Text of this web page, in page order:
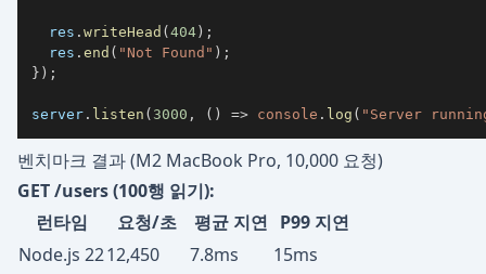
  res
. writeHead (404) ;
  res
. end ( "Not Found" ) ;
} ) ;
server . listen ( 3000 , ( ) => console . log ( "Server
벤치마크 결과 (M2 MacBook Pro, 10,000 요청)
GET /users (100행 읽기):
런타임
요청/초 평균 지연 P99 지연
Node.js 2212,450 7.8ms
15ms